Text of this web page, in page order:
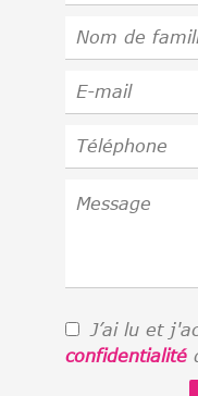
J’ai lu et
confidentialité